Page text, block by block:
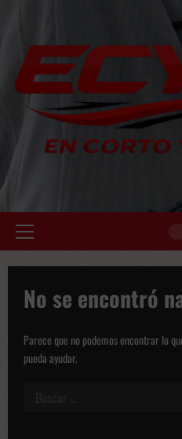
contenido
Menú
No se encontró
Parece que no podemos encontrar lo
pueda ayudar.